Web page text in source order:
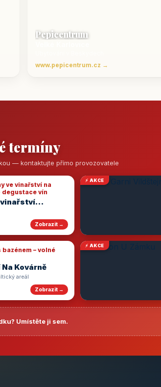
Pepicentrum
www.pepicentrum.cz →
termíny
— kontaktujte přímo provozovatele
ve vinařství na
degustace vín
vinařství
Zobrazit →
⚡ AKCE
– volné
Kovárně
areál
Zobrazit →
⚡ AKCE
Umístěte ji sem.